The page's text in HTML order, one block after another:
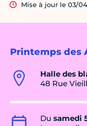
Printemps des
Halle des
48 Rue
Du samedi
Mise à jour le 03/